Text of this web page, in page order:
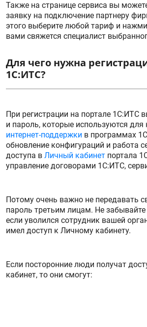
Также на странице сервиса вы
заявку на подключение партнеру
этого выберите любой тариф и
вами свяжется специалист
Для чего нужна
1С:ИТС?
При регистрации на портале 1С:ИТС
и пароль, которые используются для
интернет-поддержки в программах
обновление конфигураций и работа
доступа в Личный кабинет портала
управление договорами 1С:ИТС,
Потому очень важно не передавать
пароль третьим лицам. Не
если уволился сотрудник вашей
имел доступ к Личному кабинету.
Если посторонние люди получат
кабинет, то они смогут: